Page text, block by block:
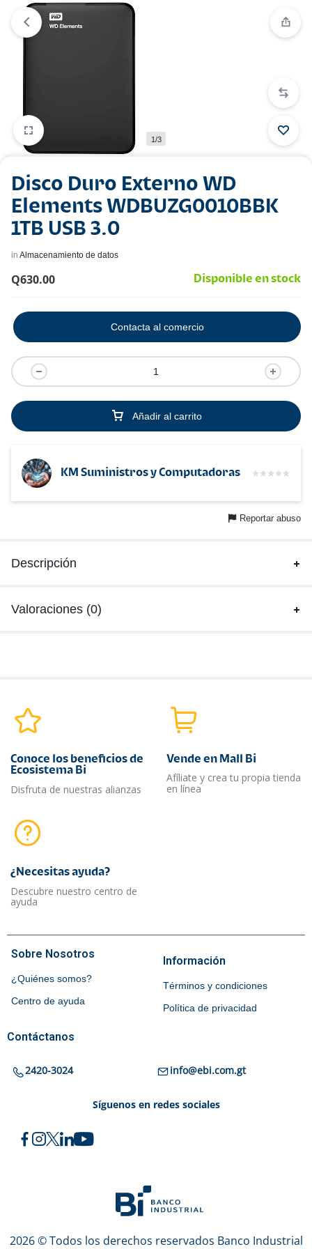
1/3
Disco Duro Externo WD
Elements WDBUZG0010BBK
1TB USB 3.0
in Almacenamiento de datos
Q630.00 Disponible en stock
Añadir al carrito
Contacta al comercio
KM Suministros y Computadoras
Reportar abuso
Descripción
Valoraciones (0)
Conoce los beneficios de
Ecosistema Bi
Disfruta de nuestras alianzas
Vende en Mall Bi
Afíliate y crea tu propia tienda
en línea
¿Necesitas ayuda?​
Descubre nuestro centro de
ayuda
Sobre Nosotros
¿Quiénes somos?
Centro de ayuda
Información
Términos y condiciones
Política de privacidad
Contáctanos
2420-3024 info@ebi.com.gt
Síguenos en redes sociales
2026 © Todos los derechos reservados Banco Industrial